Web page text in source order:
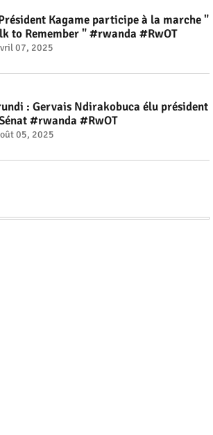
Kagame participe à la marche "
to Remember " #rwanda #RwOT
07, 2025
: Gervais Ndirakobuca élu président
#rwanda #RwOT
05, 2025